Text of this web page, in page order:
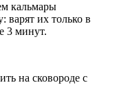
кальмары
их только в
3 минут.
на сковороде с